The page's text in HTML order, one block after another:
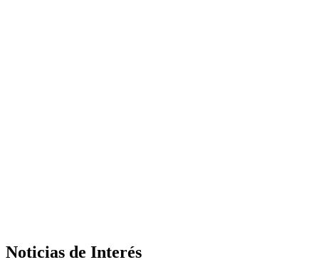
Noticias de Interés